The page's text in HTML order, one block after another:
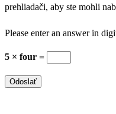
prehliadači, aby ste mohli
Please enter an answer in
5 × four =